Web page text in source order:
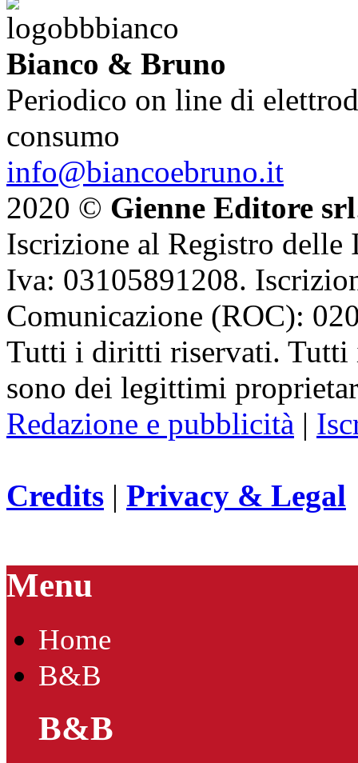
Bianco & Bruno
Periodico on line di
consumo
info@biancoebruno.it
2020 © Gienne Editore srl
Iscrizione al Registro delle
Iva: 03105891208.
Comunicazione (ROC):
Tutti i diritti riservati. Tutti
sono dei legittimi
Redazione e pubblicità |
Credits | Privacy & Legal
Menu
Home
B&B
B&B